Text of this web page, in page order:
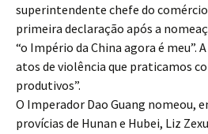
superintendente chefe do comércio
primeira declaração após a
“o Império da China agora é meu”.
atos de violência que praticamos
produtivos”.
O Imperador Dao Guang nomeou,
provícias de Hunan e Hubei, Liz